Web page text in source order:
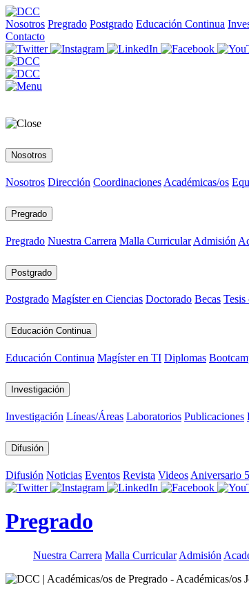
Nosotros Pregrado Postgrado Educación Continua
Contacto
Nosotros
Nosotros Dirección Coordinaciones Académicas/os
Pregrado
Pregrado Nuestra Carrera Malla Curricular Admisión
Postgrado
Postgrado Magíster en Ciencias Doctorado Becas Tesis
Educación Continua
Educación Continua Magíster en TI Diplomas
Investigación
Investigación Líneas/Áreas Laboratorios Publicaciones
Difusión
Difusión Noticias Eventos Revista Videos Aniversario
Pregrado
Nuestra Carrera Malla Curricular Admisión